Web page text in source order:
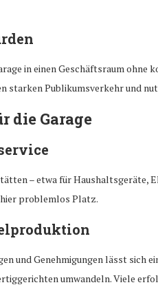
in einen Geschäftsraum ohne
starken Publikumsverkehr und
die Garage
– etwa für Haushaltsgeräte,
problemlos Platz.
und Genehmigungen lässt sich
umwandeln. Viele